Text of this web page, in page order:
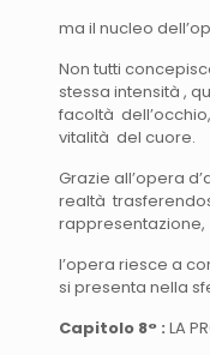
ma il nucleo
Non tutti
stessa intensità ,
facoltà
vitalità del cuore.
Grazie all’opera
realtà
rappresentazione,
l’opera riesce a
si presenta nella
Capitolo 8° : LA